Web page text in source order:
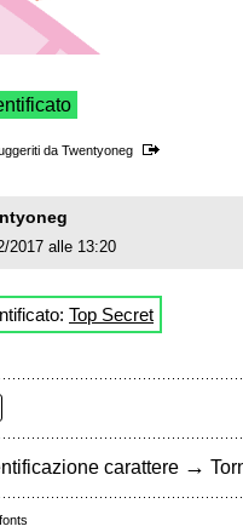
da Twentyoneg
2017 alle 13:20
Top Secret
carattere →